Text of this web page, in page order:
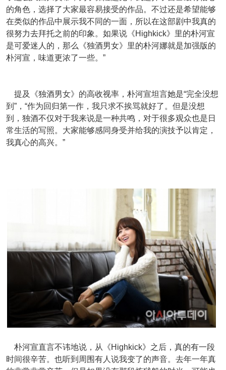
的角色，选择了大家最容易接受的作品。不过还是希望能够
在类似的作品中展示我不同的一面，所以在这部剧中我真的
很努力去拜托之前的印象。如果说《Highkick》里的朴河宣
是可爱迷人的，那么《独酒男女》里的朴河娜就是加强版的
朴河宣，味道更浓了一些。”
提及《独酒男女》的高收视率，朴河宣坦言她是“完全没想
到”，“作为回归第一作，我只求不挨骂就好了。但是没想
到，独酒不仅对于我来说是一种共鸣，对于很多观众也是日
常生活的写照。大家能够感同身受并给我的演技予以肯定，
我真心的高兴。”
朴河宣直言不讳地说，从
《Highkick》之后，真的有一段
时间很辛苦。也听到周围有人说我变了的声音。去年一年真